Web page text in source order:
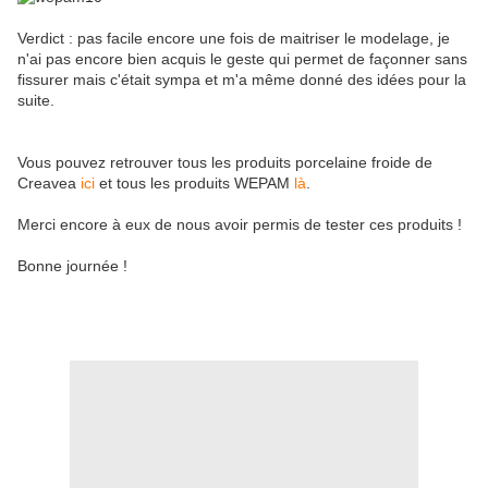
Verdict : pas facile encore une fois de maitriser le modelage, je
n'ai pas encore bien acquis le geste qui permet de façonner sans
fissurer mais c'était sympa et m'a même donné des idées pour la
suite.
Vous pouvez retrouver tous les produits porcelaine froide de
Creavea ici et tous les produits WEPAM là
Merci encore à eux de nous avoir permis de tester ces produits !
Bonne journée !